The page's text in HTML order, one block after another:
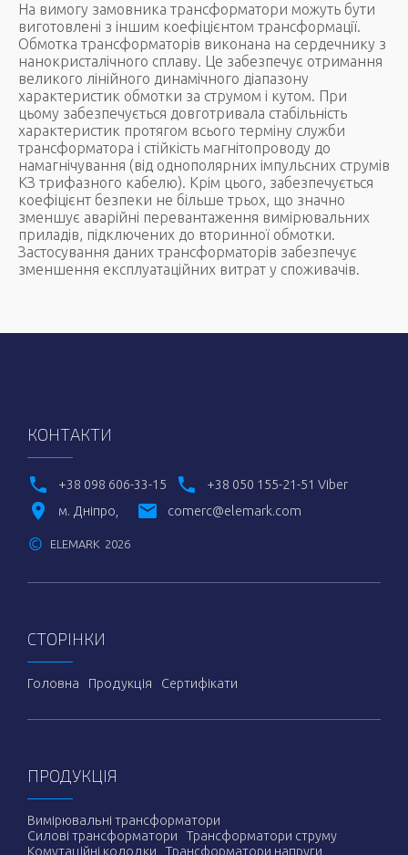
На вимогу замовника трансформатори можуть бути
виготовлені з іншим коефіцієнтом трансформації.
Обмотка трансформаторів виконана на сердечнику з
нанокристалічного сплаву. Це забезпечує отримання
великого лінійного динамічного діапазону
характеристик обмотки за струмом і кутом. При
цьому забезпечується довготривала стабільність
характеристик протягом всього терміну служби
трансформатора і стійкість магнітопроводу до
намагнічування (від однополярних імпульсних струмів
КЗ трифазного кабелю). Крім цього, забезпечується
коефіцієнт безпеки не більше трьох, що значно
зменшує аварійні перевантаження вимірювальних
приладів, підключених до вторинної обмотки.
Застосування даних трансформаторів забезпечує
зменшення експлуатаційних витрат у споживачів.
КОНТАКТИ
+38 098 606-33-15
+38 050 155-21-51 Viber
м. Дніпро
comerc@elemark.com
© ELEMARK 2026
СТОРІНКИ
Головна Продукція Сертифікати
ПРОДУКЦІЯ
Вимірювальні трансформатори
Силові трансформатори
Трансформатори струму
Комутаційні колодки
Трансформатори напруги